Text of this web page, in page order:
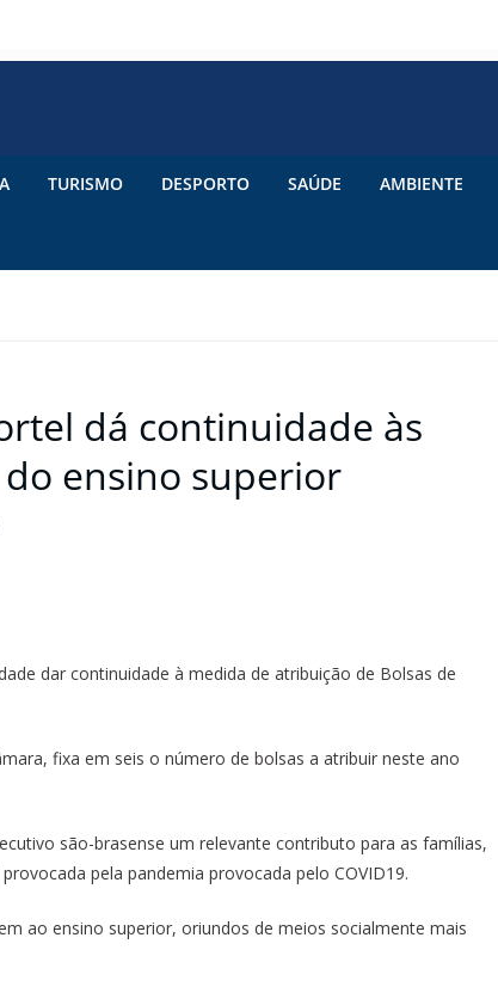
TURISMO DESPORTO SAÚDE AMBIENTE
dá continuidade às
ensino superior
dar continuidade à medida de atribuição de Bolsas de
fixa em seis o número de bolsas a atribuir neste ano
são-brasense um relevante contributo para as famílias,
pela pandemia provocada pelo COVID19.
ao ensino superior, oriundos de meios socialmente mais